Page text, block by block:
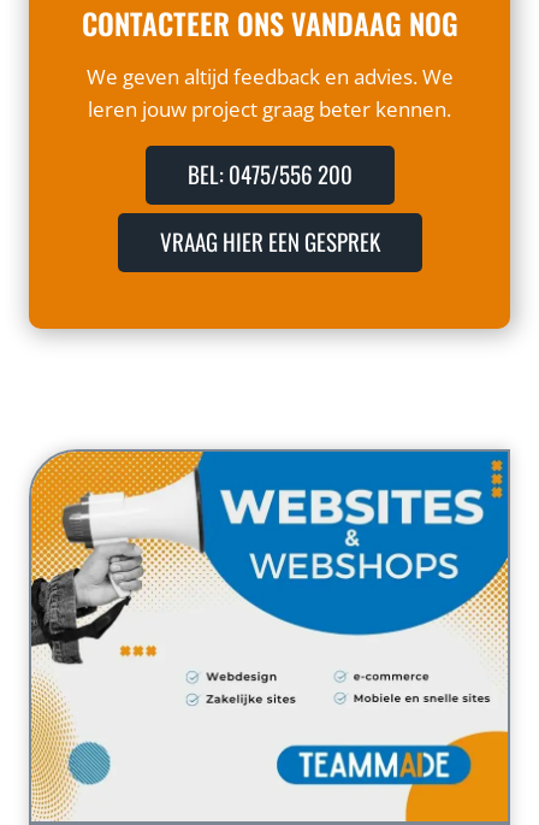
CONTACTEER ONS VANDAAG NOG
We geven altijd feedback en advies. We
leren jouw project graag beter kennen.
BEL: 0475/556 200
VRAAG HIER EEN GESPREK